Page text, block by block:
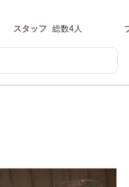
スタッフ 総数4人